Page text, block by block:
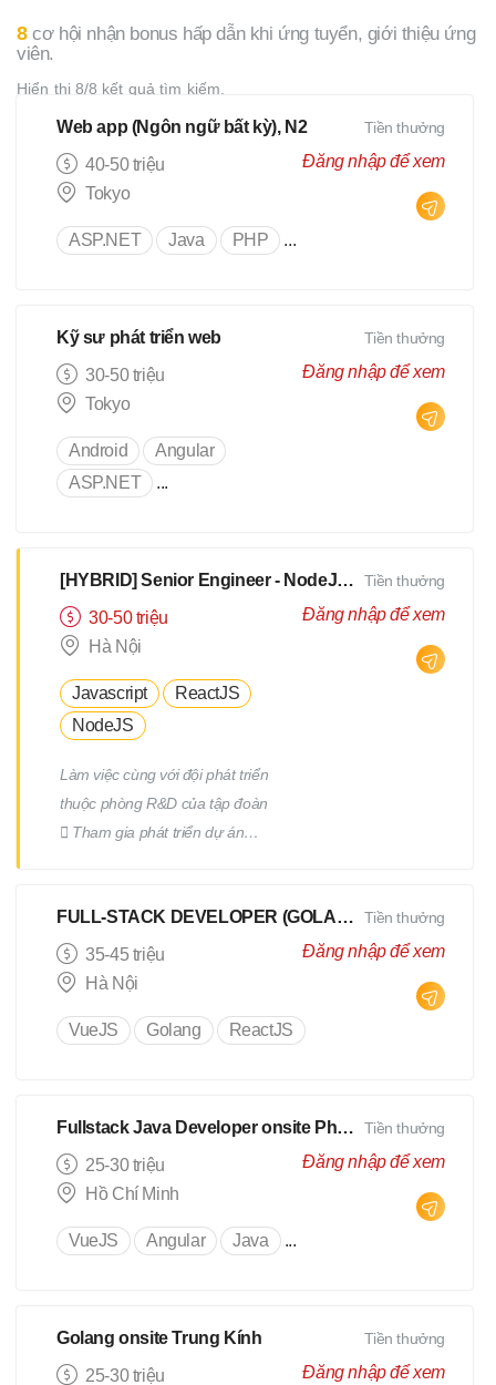
8cơ hội nhận bonus hấp dẫn khi ứng tuyển, giới thiệu ứng
viên.
Hiển thị 8/8 kết quả tìm kiếm.
Web app (Ngôn ngữ bất kỳ), N2
40-50 triệu
Tokyo
ASP.NET Java PHP ...
Tiền thưởng
Đăng nhập để xem
Kỹ sư phát triển web
30-50 triệu
Tokyo
Android
Angular
ASP.NET
...
Tiền thưởng
Đăng nhập để xem
[HYBRID] Senior Engineer - NodeJS, TypeScript - N3 Tiếng Nhật [ Hà Nội/Đà Nẵng]
30-50 triệu
Hà Nội
Javascript
ReactJS
NodeJS
Làm việc cùng với đội phát triển
thuộc phòng R&D của tập đoàn
 Tham gia phát triển dự án
trong quá trình phát triển dự án;
 Phối hợp với các thành viên
trong team để thiết kế, triển
của sản phẩm.  Có cơ hội sang
Osaka).
Tiền thưởng
Đăng nhập để xem
FULL-STACK DEVELOPER (GOLANG)
35-45 triệu
Hà Nội
VueJS Golang ReactJS
Tiền thưởng
Đăng nhập để xem
Fullstack Java Developer onsite Phú Nhuận
25-30 triệu
Hồ Chí Minh
VueJS Angular Java ...
Tiền thưởng
Đăng nhập để xem
Golang onsite Trung Kính
25-30 triệu
Tiền thưởng
Đăng nhập để xem